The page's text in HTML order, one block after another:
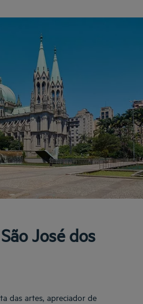
José dos
das artes, apreciador de